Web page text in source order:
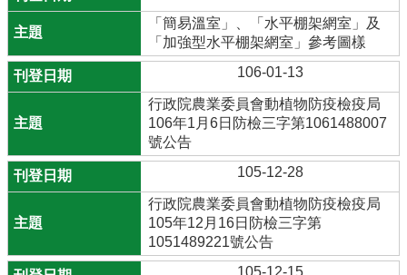
「簡易溫室」、「水平棚架網室」及
「加強型水平棚架網室」參考圖樣
106-01-13
行政院農業委員會動植物防疫檢疫局
106年1月6日防檢三字第1061488007
號公告
105-12-28
行政院農業委員會動植物防疫檢疫局
105年12月16日防檢三字第
1051489221號公告
105-12-15